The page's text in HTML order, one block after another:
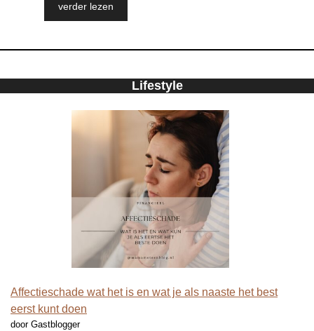
verder lezen
Lifestyle
Affectieschade wat het is en wat je als naaste het best
eerst kunt doen
door Gastblogger